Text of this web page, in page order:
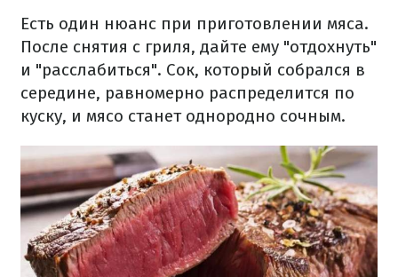
Есть один нюанс при приготовлении мяса.
После снятия с гриля, дайте ему "отдохнуть"
и "расслабиться". Сок, который собрался в
середине, равномерно распределится по
куску, и мясо станет однородно сочным.